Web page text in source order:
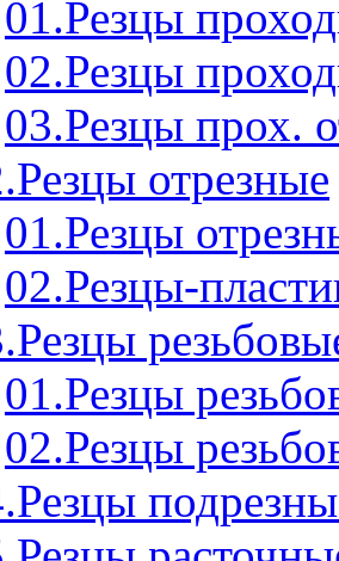
01.Резцы
02.Резцы
03.Резцы прох.
отрезные
01.Резцы
02.Резцы-
01.Резцы
02.Резцы